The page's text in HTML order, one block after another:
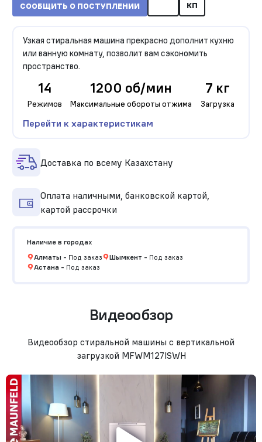
СООБЩИТЬ О ПОСТУПЛЕНИИ КП
Узкая стиральная машина прекрасно дополнит кухню
или ванную комнату, позволит вам сэкономить
пространство.
14
Режимов
1200 об/мин
Максимальные обороты отжима
7 кг
Загрузка
Перейти к характеристикам
Доставка по всему Казахстану
Оплата наличными, банковской картой,
картой рассрочки
Наличие в городах
Алматы- Под заказ Шымкент - Под заказ
Астана- Под заказ
Видеообзор
Видеообзор стиральной машины с вертикальной
загрузкой MFWM127ISWH